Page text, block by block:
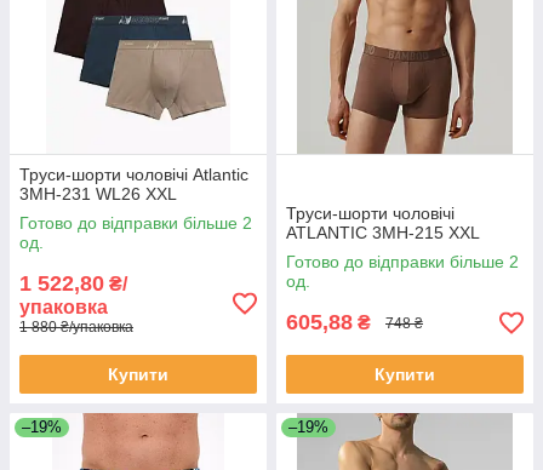
Труси-шорти чоловічі Atlantic
3MH-231 WL26 XXL
Готово до відправки більше 2
од.
1 522,80 ₴/
упаковка
1 880 ₴/упаковка
Купити
Труси-шорти чоловічі
ATLANTIC 3MH-215 XXL
Готово до відправки більше 2
од.
605,88 ₴ 748 ₴
Купити
–19% –19%